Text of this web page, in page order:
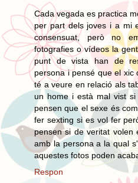
Cada vegada es practica
per part dels joves i a mi
consensuat, però no
fotografies o vídeos la
punt de vista han de
persona i pensé que el
té a veure en relació als
un home i està mal vist
pensen que el sexe és
fer sexting si es vol fer
pensen si de veritat volen
amb la persona a la qual
aquestes fotos poden
Respon